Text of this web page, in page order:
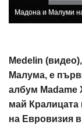
Мадона и Малуми
Medelin
Малума, е
албум Madame
май Кралицата
на Евровизия